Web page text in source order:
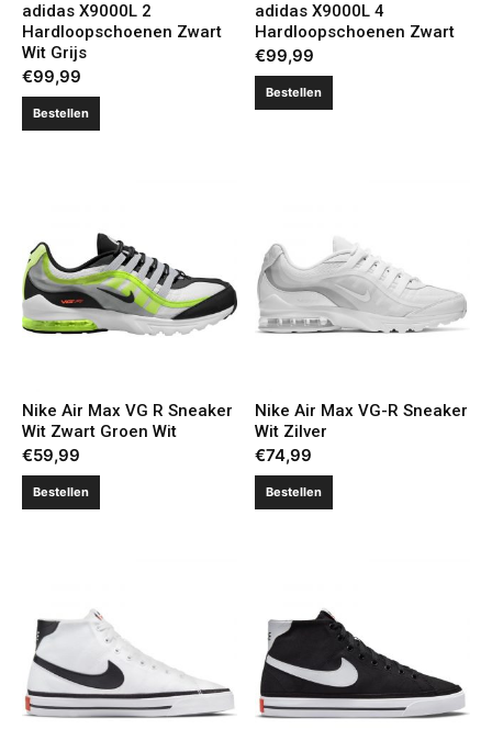
adidas X9000L 2
Hardloopschoenen Zwart
Wit Grijs
€99,99
Bestellen
adidas X9000L 4
Hardloopschoenen Zwart
€99,99
Bestellen
Nike Air Max VG R Sneaker
Wit Zwart Groen Wit
€59,99
Bestellen
Nike Air Max VG-R Sneaker
Wit Zilver
€74,99
Bestellen